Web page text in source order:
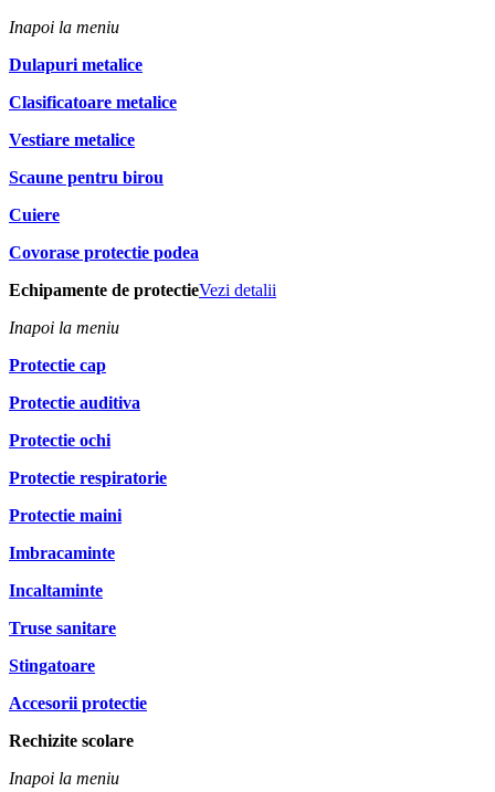
Inapoi la meniu
Dulapuri metalice
Clasificatoare metalice
Vestiare metalice
Scaune pentru birou
Cuiere
Covorase protectie podea
Echipamente de protectieVezi detalii
Inapoi la meniu
Protectie cap
Protectie auditiva
Protectie ochi
Protectie respiratorie
Protectie maini
Imbracaminte
Incaltaminte
Truse sanitare
Stingatoare
Accesorii protectie
Rechizite scolare
Inapoi la meniu